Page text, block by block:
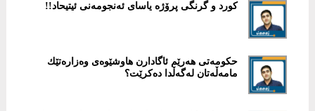
كورد و گرنگی پرۆژە یاسای ئەنجومەنی ئیتیحاد!!
حكومەتی هەرێم ئاگادارن هاوشێوەی وەزارەتێك
مامەڵەتان لەگەڵدا دەکرێت؟